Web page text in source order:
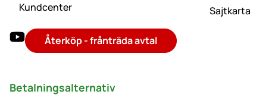
Kundcenter
Återköp - frånträda avtal
Sajtkarta
Betalningsalternativ